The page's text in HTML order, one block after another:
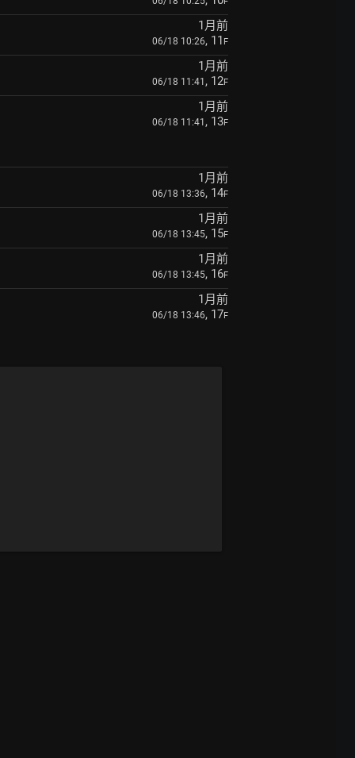
1月前
06/18 10:26, 11 F
1月前
06/18 11:41 , 12F
1月前
06/18 11:41 , 13F
1月前
06/18 13:36, 14F
1月前
06/18 13:45, 15F
1月前
06/18 13:45, 16F
1月前
06/18 13:46, 17F